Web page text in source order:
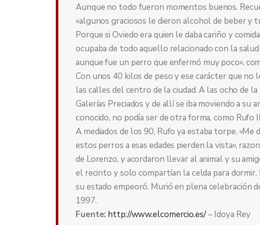
Aunque no todo fueron momentos buenos.
«algunos graciosos le dieron alcohol de beber y
Porque si Oviedo era quien le daba cariño y
ocupaba de todo aquello relacionado con la
aunque fue un perro que enfermó muy poco»,
Con unos 40 kilos de peso y ese carácter que no
las calles del centro de la ciudad. A las ocho de
Galerías Preciados y de allí se iba moviendo a su
conocido, no podía ser de otra forma, como Rufo
A mediados de los 90, Rufo ya estaba torpe.
estos perros a esas edades pierden la vista»,
de Lorenzo, y acordaron llevar al animal y su
el recinto y solo compartían la celda para
su estado empeoró. Murió en plena celebración
1997.
Fuente: http://www.elcomercio.es/– Idoya Rey